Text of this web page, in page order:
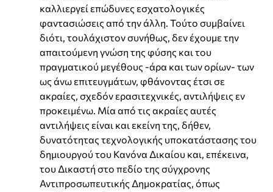
καλλιεργεί επώδυνες εσχατολογικές
φαντασιώσεις από την άλλη. Τούτο συμβαίνει
διότι, τουλάχιστον συνήθως, δεν έχουμε την
απαιτούμενη γνώση της φύσης και του
πραγματικού μεγέθους -άρα και των ορίων- των
ως άνω επιτευγμάτων, φθάνοντας έτσι σε
ακραίες, σχεδόν ερασιτεχνικές, αντιλήψεις εν
προκειμένω. Μία από τις ακραίες αυτές
αντιλήψεις είναι και εκείνη της, δήθεν,
δυνατότητας τεχνολογικής υποκατάστασης του
δημιουργού του Κανόνα Δικαίου και, επέκεινα,
του Δικαστή στο πεδίο της σύγχρονης
Αντιπροσωπευτικής Δημοκρατίας, όπως